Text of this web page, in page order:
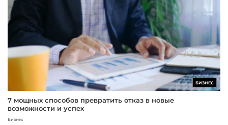
БИЗНЕС
7 мощных способов превратить отказ в новые
возможности и успех
Бизнес